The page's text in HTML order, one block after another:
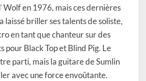
Wolf en 1976, mais ces dernières
laissé briller ses talents de soliste,
en tant que chanteur sur des
pour Black Top et Blind Pig. Le
parti, mais la guitare de Sumlin
avec une force envoûtante.